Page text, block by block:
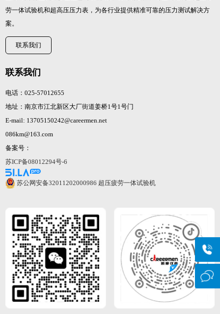
劳一体试验机和超高压压力表 ，为各行业提供精准可靠的压力测试解决方
案。
联系我们
联系我们
电话：025-57012655
地址：南京市江北新区大厂街道姜桥1号1号门
E-mail: 13705150242@careermen.net
086km@163.com
备案号：
苏ICP备08012294号-6
苏公网安备32011202000986 超压疲劳一体试验机